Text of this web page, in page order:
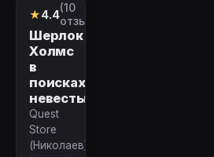
Квест
★4.4(10
отзывов)
Шерлок
Холмс
в
поисках
невесты
Quest
Store
(Николаев)